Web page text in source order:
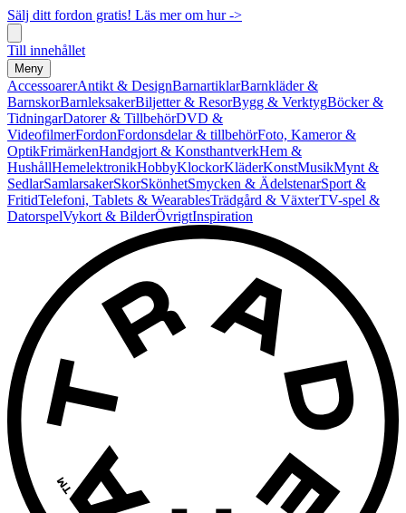
Sälj ditt fordon gratis! Läs mer om hur ->
Till innehållet
Meny
AccessoarerAntikt & DesignBarnartiklarBarnkläder &
BarnskorBarnleksakerBiljetter & ResorBygg & VerktygBöcker &
TidningarDatorer & TillbehörDVD &
VideofilmerFordonFordonsdelar & tillbehörFoto, Kameror &
OptikFrimärkenHandgjort & KonsthantverkHem &
HushållHemelektronikHobbyKlockorKläderKonstMusikMynt &
SedlarSamlarsakerSkorSkönhetSmycken & ÄdelstenarSport &
FritidTelefoni, Tablets & WearablesTrädgård & VäxterTV-spel &
DatorspelVykort & BilderÖvrigtInspiration